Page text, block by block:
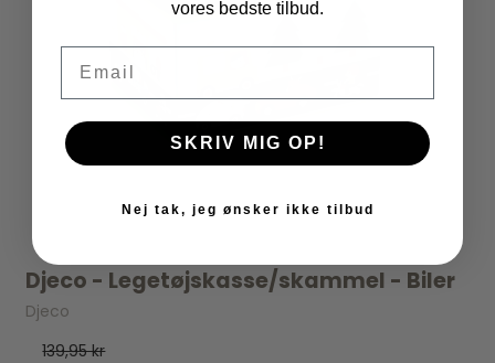
Djeco - Legetøjskasse/skammel - Biler
Djeco
139,95 kr
vores bedste tilbud.
SKRIV MIG OP!
Nej tak, jeg ønsker ikke tilbud